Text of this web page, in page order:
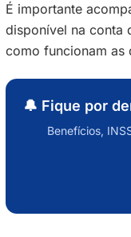
É importante
disponível na conta
como funcionam as
🔔 Fique por
Benefícios,